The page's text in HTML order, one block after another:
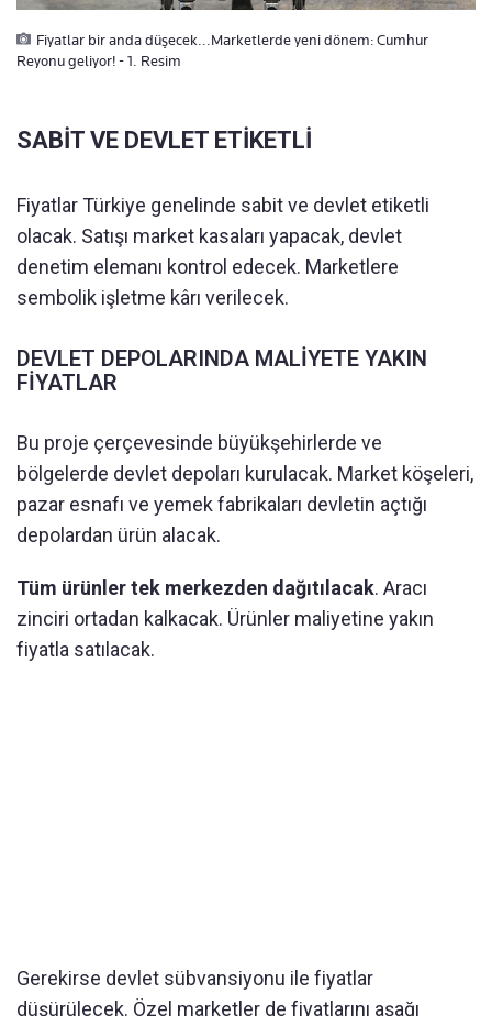
Fiyatlar bir anda düşecek...Marketlerde yeni dönem: Cumhur
Reyonu geliyor! - 1. Resim
SABİT VE DEVLET ETİKETLİ
Fiyatlar Türkiye genelinde sabit ve devlet etiketli
olacak. Satışı market kasaları yapacak, devlet
denetim elemanı kontrol edecek. Marketlere
sembolik işletme kârı verilecek.
DEVLET DEPOLARINDA MALİYETE YAKIN
FİYATLAR
Bu proje çerçevesinde büyükşehirlerde ve
bölgelerde devlet depoları kurulacak. Market köşeleri,
pazar esnafı ve yemek fabrikaları devletin açtığı
depolardan ürün alacak.
Tüm ürünler tek merkezden dağıtılacak. Aracı
zinciri ortadan kalkacak. Ürünler maliyetine yakın
fiyatla satılacak.
Gerekirse devlet sübvansiyonu ile fiyatlar
düşürülecek. Özel marketler de fiyatlarını aşağı